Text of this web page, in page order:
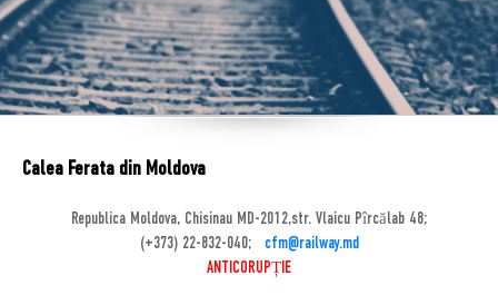
Calea Ferata din Moldova
Republica Moldova, Chisinau MD-2012,str. Vlaicu Pîrcălab 48;
(+373) 22-832-040;
cfm@railway.md
ANTICORUPȚIE